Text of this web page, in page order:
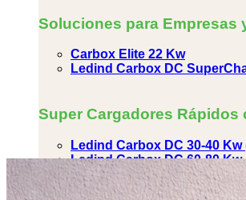
Soluciones para Empresas
Carbox Elite 22 Kw
Ledind Carbox DC
Super Cargadores
Ledind Carbox DC 30-40
Ledind Carbox DC 60-80
Elegido por Instaladores